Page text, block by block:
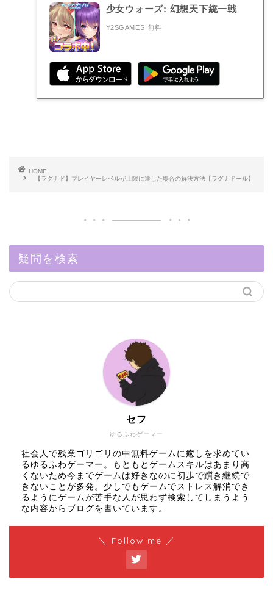
少女ウォーズ: 幻想天下統一戦
Y2SGAMES 無料
HOME
【ラグナド】プレイヤーレベルが上限に達した場合の解決方法【ラグナドール】
疑問を検索
ゆるふわゲーマー
セフ
社会人で残業ゴリゴリの中無料ゲームに癒しを求めてい
るゆるふわゲーマー。もともとゲームスキルはあまり高
くないため今までゲームは好きなのに初歩で躓き継続で
きないことが多発。少しでもゲームでストレス解消でき
るようにゲームが苦手な人が思わず検索してしまうよう
な内容からブログを書いています。
＼ Follow me ／